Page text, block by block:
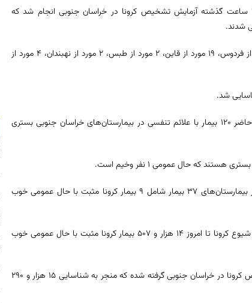
?معاون بهداشتی دانشگاه علوم پزشکی بیرجند گفت: در ۲۴ ساعت گذشته آزمایش تشخیص کرونا در خراسان جنوبی انجام شد که
دکتر مهدی زاده افزود: از این تعداد ۱ مورد از بیرجند، ۳ مورد از فردوس، ۱۹ مورد از قاین، ۲ مورد از طبس، ۲ مورد از نهبندان، ۴ مورد از
معاون بهداشتی دانشگاه علوم پزشکی بیرجند گفت: در حال حاضر ۱۲۰ بیمار با علائم تنفسی در بیمارستان‌های خراسان جنوبی بستری
وی گفت: در شبانه روز گذشته ۳۰ بیمار با علائم تنقسی ذدر بیمارستان‌های ۳۷ بیمار شامل ۹ بیمار کرونا مثبت با حال عمومی خوب
معاون بهداشتی دانشگاه علوم پزشکی بیرجند افزود: از ابتدای شیوع کرونا تا امروز ۱۴ هزار و ۵۰۷ بیمار کرونا مثبت با حال عمومی خوب
مهدی زاده گفت: تا روز گذشته ۳۸ هزار و ۴۱۰ آزمایش تشخیص کرونا در خراسان جنوبی گرفته شده که منجر به شناسایی ۱۵ هزار و ۲۹۰